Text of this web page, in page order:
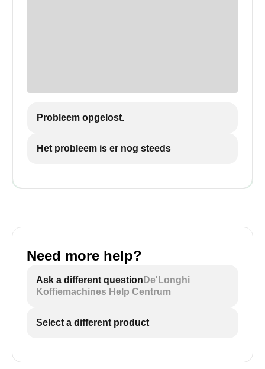
Probleem opgelost.
Het probleem is er nog steeds
Need more help?
Ask a different question De'Longhi
Koffiemachines Help Centrum
Select a different product